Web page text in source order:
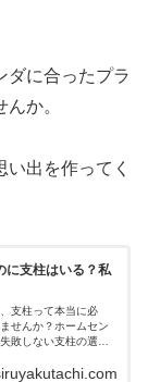
ダに合ったプラ
か。
出を作ってく
に支柱はいる？私
支柱って本当に必
せんか？ホームセン
敗しない支柱の選び